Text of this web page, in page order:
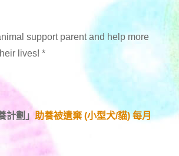
support parent and help more
lives! *
計劃 」 助養被遺棄 (小型犬/貓) 每月